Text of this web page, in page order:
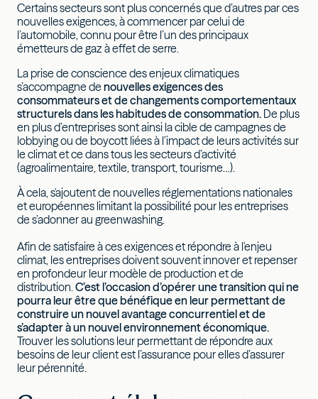
Certains secteurs sont plus concernés que d’autres par ces
nouvelles exigences, à commencer par celui de
l’automobile, connu pour être l’un des principaux
émetteurs de gaz à effet de serre.
La prise de conscience des enjeux climatiques
s’accompagne de nouvelles exigences des
consommateurs et de changements comportementaux
structurels dans les habitudes de consommation. De plus
en plus d’entreprises sont ainsi la cible de campagnes de
lobbying ou de boycott liées à l’impact de leurs activités sur
le climat et ce dans tous les secteurs d’activité
(agroalimentaire, textile, transport, tourisme…).
À cela, s'ajoutent de nouvelles réglementations nationales
et européennes limitant la possibilité pour les entreprises
de s’adonner au greenwashing.
Afin de satisfaire à ces exigences et répondre à l'enjeu
climat, les entreprises doivent souvent innover et repenser
en profondeur leur modèle de production et de
distribution.C’est l’occasion d’opérer une transition qui ne
pourra leur être que bénéfique en leur permettant de
construire un nouvel avantage concurrentiel et de
s’adapter à un nouvel environnement économique.
Trouver les solutions leur permettant de répondre aux
besoins de leur client est l’assurance pour elles d’assurer
leur pérennité.